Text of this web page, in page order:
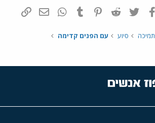
פייסבוק Twitter
Reddit
Pinterest
Tumblr
WhatsAppדואר אלקטרוני
תמיכה סיוע עם הפנים קדימה